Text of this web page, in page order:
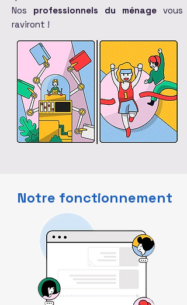
Nos professionnels du ménage vous
raviront !
Notre fonctionnement